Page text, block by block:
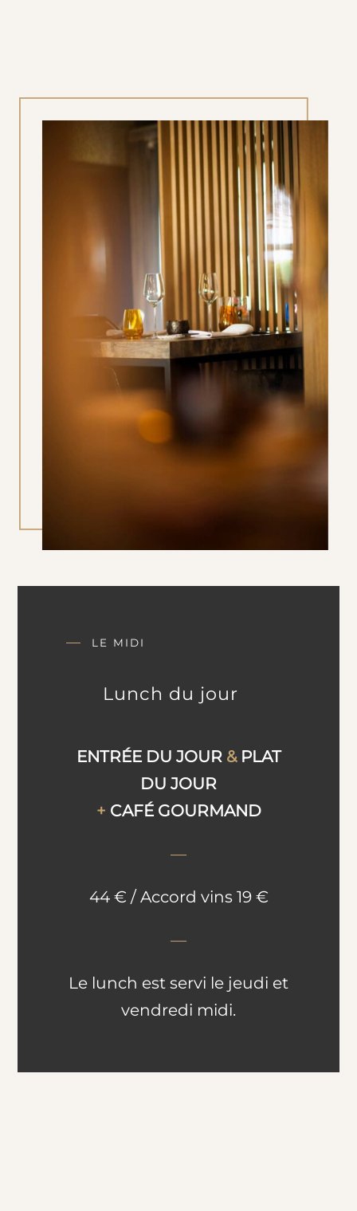
LE MIDI
Lunch du jour
ENTRÉE DU JOUR &PLAT
DU JOUR
+ CAFÉ GOURMAND
—
44 € / Accord vins 19 €
—
Le lunch est servi le jeudi et
vendredi midi.